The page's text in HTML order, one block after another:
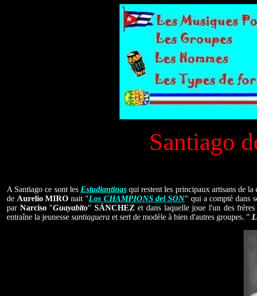
Santiago
A Santiago ce sont les Estudiantinasqui restent les principaux artisans de la
de Aurelio MIRO nait "Los CHAMPIONS del SON" qui a compté dans
par Narciso"Guayabito" SÁNCHEZ et dans laquelle joue l'un des frères
entraîne la jeunesse santiaguera et sert de modèle à bien d'autres groupes. "